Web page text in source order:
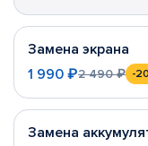
Замена экрана
1 990 ₽2 490 ₽ -
Замена